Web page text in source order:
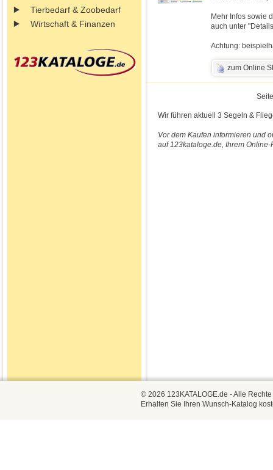
Tierbedarf & Zoobedarf
Wirtschaft & Finanzen
Mehr Infos sowie
auch unter
Achtung:
zum Online
Wir führen aktuell 3 Segeln &
Vor dem Kaufen informieren und
auf 123kataloge.de, Ihrem
© 2026 123KATALOGE.de - Alle
Erhalten Sie Ihren Wunsch-Katalog